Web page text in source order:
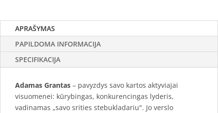
APRAŠYMAS
PAPILDOMA INFORMACIJA
SPECIFIKACIJA
Adamas Grantas – pavyzdys savo kartos aktyviajai
visuomenei: kūrybingas, konkurencingas lyderis,
vadinamas „savo srities stebukladariu". Jo verslo